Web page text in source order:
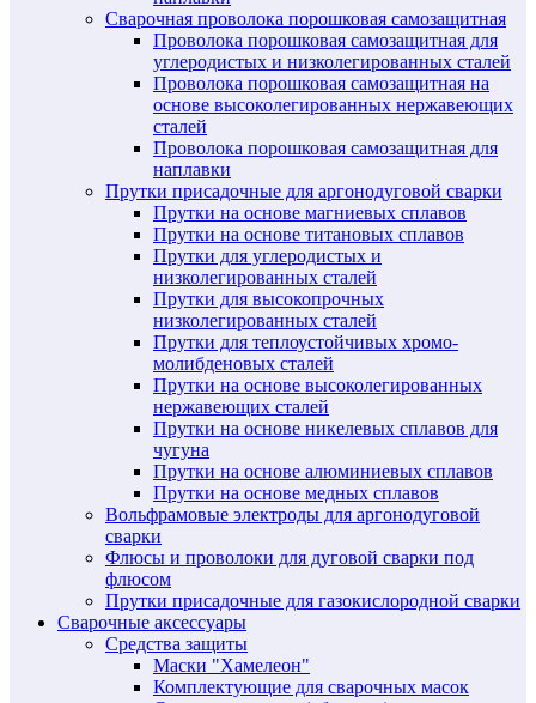
Сварочная проволока порошковая самозащитная
Проволока порошковая самозащитная для
углеродистых и низколегированных сталей
Проволока порошковая самозащитная на
основе высоколегированных нержавеющих
сталей
Проволока порошковая самозащитная для
наплавки
Прутки присадочные для аргонодуговой сварки
Прутки на основе магниевых сплавов
Прутки на основе титановых сплавов
Прутки для углеродистых и
низколегированных сталей
Прутки для высокопрочных
низколегированных сталей
Прутки для теплоустойчивых хромо-
молибденовых сталей
Прутки на основе высоколегированных
нержавеющих сталей
Прутки на основе никелевых сплавов для
чугуна
Прутки на основе алюминиевых сплавов
Прутки на основе медных сплавов
Вольфрамовые электроды для аргонодуговой
сварки
Флюсы и проволоки для дуговой сварки под
флюсом
Прутки присадочные для газокислородной сварки
Сварочные аксессуары
Средства защиты
Маски "Хамелеон"
Комплектующие для сварочных масок